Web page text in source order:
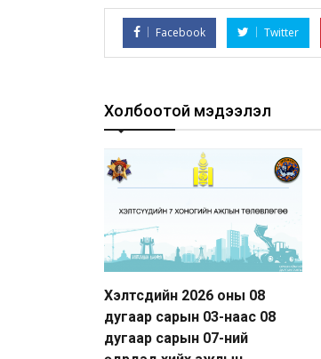
Facebook Twitter
Холбоотой мэдээлэл
Хэлтсүүдийн 2026 оны 08
дугаар сарын 03-наас 08
дугаар сарын 07-ний